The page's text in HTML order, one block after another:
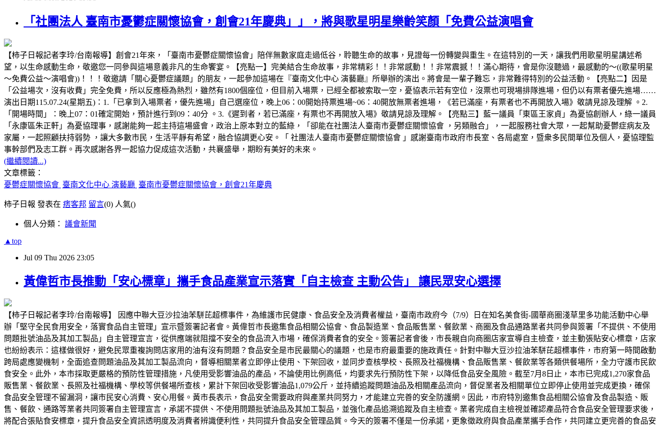
「社團法人 臺南市憂鬱症關懷協會，創會21年慶典」」，將與歌星明星樂齡笑顏「免費公益演唱會
【柿子日報記者李玲/台南報導】創會21年來，「臺南市憂鬱症關懷協會」陪伴無數家庭走過低谷，聆聽生命的故事，見證每一份轉變與重生。在這特別的一天，讓我們用歌星明星講述希
望，以生命感動生命，敬邀您一同參與這場意義非凡的生命饗宴。【亮點一】完美結合生命故事，非常精彩！！非常感動！！非常震撼！！滿心期待，會是你沒聽過，最感動的～((歌星明星
～免費公益～演唱會))！！！敬邀請「關心憂鬱症議題」的朋友，一起參加這場在『臺南文化中心 演藝廳』所舉辦的演出。將會是一輩子難忘，非常難得特別的公益活動。【亮點二】因是
「公益場次，沒有收費」完全免費，所以反應極為熱烈，雖然有1800個座位，但目前入場票，已經全都被索取一空，憂協表示若有空位，沒票也可現場排隊進場，但仍以有票者優先進場……
演出日期115.07.24(星期五)：1.「已拿到入場票者，優先進場」自己選座位，晚上06：00開始持票進場~06：40開放無票者進場，《若已滿座，有票者也不再開放入場》敬請見諒及理解 。2.
「開場時間」：晚上07：01確定開始，預計進行到09：40分 。3.《遲到者，若已滿座，有票也不再開放入場》敬請見諒及理解。【亮點三】藍一議員「東區王家貞」為憂協創辦人，綠一議員
「永康區朱正軒」為憂協理事，感謝能夠一起主持這場盛會，政治上原本對立的藍綠，「卻能在社團法人臺南市憂鬱症關懷協會 ，另類融合」，一起服務社會大眾，一起幫助憂鬱症病友及
家屬，一起照顧扶持弱勢 ，讓大多數市民，生活平靜有希望，融合協調更心安。「 社團法人臺南市憂鬱症關懷協會 」感謝臺南市政府市長室、各局處室，暨衆多民間單位及個人，憂協理監
事幹部們及志工群。再次感謝各界一起協力促成這次活動，共襄盛舉，期盼有美好的未來。
(繼續閱讀...)
文章標籤：
憂鬱症關懷協會 臺南文化中心 演藝廳 臺南市憂鬱症關懷協會，創會21年慶典
柿子日報 發表在 痞客邦 留言(0) 人氣()
個人分類： 議會新聞
▲top
Jul 09 Thu 2026 23:05
黃偉哲市長推動「安心標章」攜手食品產業宣示落實「自主檢查 主動公告」 讓民眾安心選擇
【柿子日報記者李玲/台南報導】 因應中聯大豆沙拉油苯駢芘超標事件，為維護市民健康、食品安全及消費者權益，臺南市政府今（7/9）日在知名美食街-國華商圈淺草里多功能活動中心舉
辦「堅守全民食用安全，落實食品自主管理」宣示暨簽署記者會。黃偉哲市長邀集食品相關公協會、食品製造業、食品販售業、餐飲業、商圈及食品通路業者共同參與簽署「不提供、不使用
問題批號油品及其加工製品」自主管理宣言，從供應端就阻擋不安全的食品流入市場，確保消費者食的安全。簽署記者會後，市長親自向商圈店家宣導自主檢查，並主動張貼安心標章，店家
也紛紛表示：這樣做很好，避免民眾重複詢問店家用的油有沒有問題？食品安全是市民最關心的議題，也是市府最重要的施政責任。針對中聯大豆沙拉油苯駢芘超標事件，市府第一時間啟動
跨局處應變機制，全面追查問題油品及其加工製品流向，督導相關業者立即停止使用、下架回收，並同步查核學校、長照及社福機構、食品販售業、餐飲業等各類供餐場所，全力守護市民飲
食安全。此外，本市採取更嚴格的預防性管理措施，凡使用受影響油品的產品，不論使用比例高低，均要求先行預防性下架，以降低食品安全風險。截至7月8日止，本市已完成1,270家食品
販售業、餐飲業、長照及社福機構、學校等供餐場所查核，累計下架回收受影響油品1,079公斤，並持續追蹤問題油品及相關產品流向，督促業者及相關單位立即停止使用並完成更換，確保
食品安全管理不留漏洞，讓市民安心消費、安心用餐。黃市長表示，食品安全需要政府與產業共同努力，才能建立完善的安全防護網。因此，市府特別邀集食品相關公協會及食品製造、販
售、餐飲、通路等業者共同簽署自主管理宣言，承諾不提供、不使用問題批號油品及其加工製品，並強化產品追溯追蹤及自主檢查。業者完成自主檢視並確認產品符合食品安全管理要求後，
將配合張貼食安標章，提升食品安全資訊透明度及消費者辨識便利性，共同提升食品安全管理品質。今天的簽署不僅是一份承諾，更象徵政府與食品產業攜手合作，共同建立更完善的食品安